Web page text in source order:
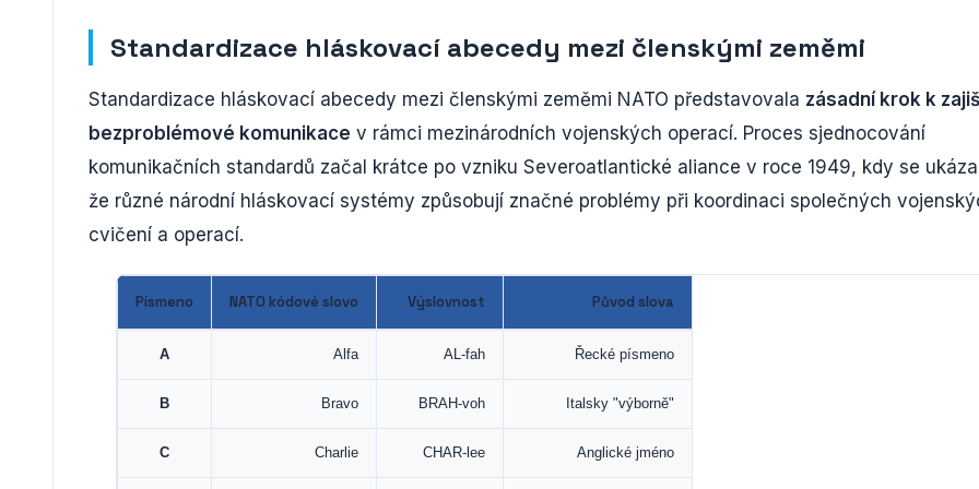
Standardizace hláskovací abecedy mezi členskými zeměmi
Standardizace hláskovací abecedy mezi členskými zeměmi NATO představovala zásadní krok k
bezproblémové komunikace v rámci mezinárodních vojenských operací. Proces sjednocování
komunikačních standardů začal krátce po vzniku Severoatlantické aliance v roce 1949, kdy se
že různé národní hláskovací systémy způsobují značné problémy při koordinaci společných
cvičení a operací.
Písmeno NATO kódové slovo Výslovnost Původ slova
A Alfa AL-fah Řecké písmeno
B Bravo BRAH-voh Italsky "výborně"
C Charlie CHAR-lee Anglické jméno